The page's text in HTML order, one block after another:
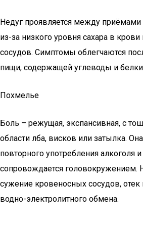
Недуг проявляется между
из-за низкого уровня сахара в
сосудов. Симптомы облегчаются
пищи, содержащей углеводы и
Похмелье
Боль – режущая, экспансивная, с
области лба, висков или затылка.
повторного употребления алкоголя и
сопровождается головокружением.
сужение кровеносных сосудов,
водно-электролитного обмена.